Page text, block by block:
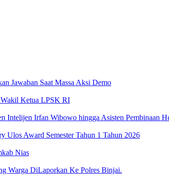
Jawaban Saat Massa Aksi Demo
Ketua LPSK RI
Irfan Wibowo hingga Asisten Pembinaan
Ulos Award Semester Tahun 1 Tahun 2026
Nias
Warga DiLaporkan Ke Polres Binjai.